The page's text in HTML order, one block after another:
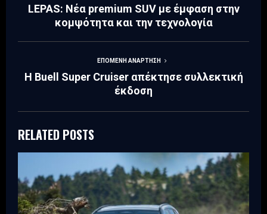
LEPAS: Νέα premium SUV με έμφαση στην
κομψότητα και την τεχνολογία
ΕΠΌΜΕΝΗ ΑΝΆΡΤΗΣΗ
Η Buell Super Cruiser απέκτησε συλλεκτική
έκδοση
RELATED POSTS